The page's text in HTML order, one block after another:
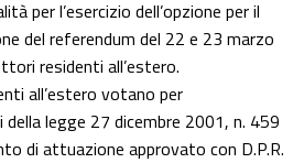
per l’esercizio dell’opzione per il
del referendum del 22 e 23 marzo
residenti all’estero.
all’estero votano per
legge 27 dicembre 2001, n. 459
di attuazione approvato con D.P.R.